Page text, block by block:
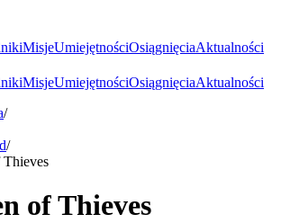
MisjeUmiejętnościOsiągnięciaAktualności
MisjeUmiejętnościOsiągnięciaAktualności
/
/
Thieves
of Thieves